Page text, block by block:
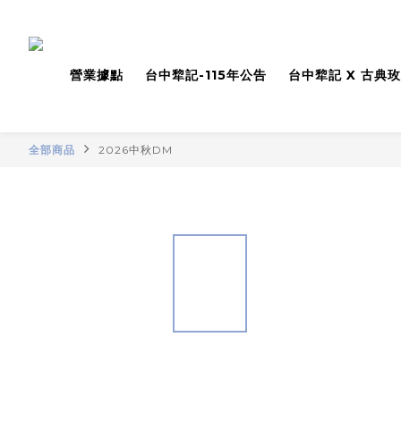
營業據點 台中犂記-115年公告 台中犂記 X 古典
全部商品 2026中秋DM